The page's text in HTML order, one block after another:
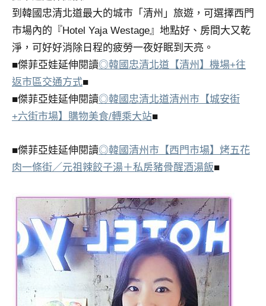
到韓國忠清北道最大的城市「清州」旅遊，可選擇西門
市場內的『Hotel Yaja Westage』地點好、房間大又乾
淨，可好好消除日程的疲勞一夜好眠到天亮。
■傑菲亞娃延伸閱讀◎韓國忠清北道【清州】機場+往
返市區交通方式■
■傑菲亞娃延伸閱讀◎韓國忠清北道清州市【城安街
+六街市場】購物美食/轉乘大站■
■傑菲亞娃延伸閱讀◎韓國清州市【西門市場】烤五花
肉一條街／元祖辣餃子湯＋私房豬骨醒酒湯飯■